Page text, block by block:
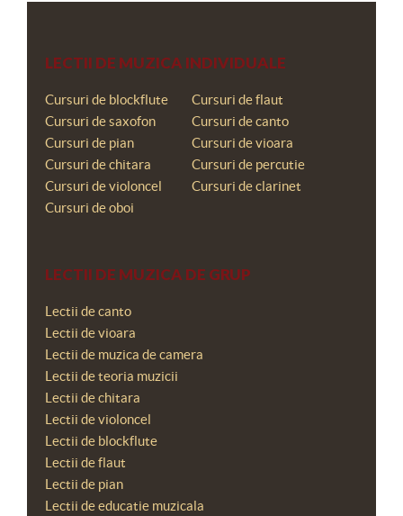
LECTII DE MUZICA INDIVIDUALE
Cursuri de blockflute
Cursuri de flaut
Cursuri de saxofon
Cursuri de canto
Cursuri de pian
Cursuri de vioara
Cursuri de chitara
Cursuri de percutie
Cursuri de violoncel
Cursuri de clarinet
Cursuri de oboi
LECTII DE MUZICA DE GRUP
Lectii de canto
Lectii de vioara
Lectii de muzica de camera
Lectii de teoria muzicii
Lectii de chitara
Lectii de violoncel
Lectii de blockflute
Lectii de flaut
Lectii de pian
Lectii de educatie muzicala